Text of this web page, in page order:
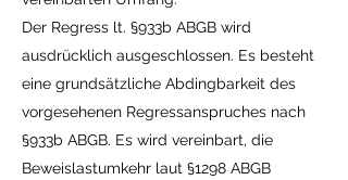
Der Regress lt. §933b ABGB wird
ausdrücklich ausgeschlossen. Es besteht
eine grundsätzliche Abdingbarkeit des
vorgesehenen Regressanspruches nach
§933b ABGB. Es wird vereinbart, die
Beweislastumkehr laut §1298 ABGB